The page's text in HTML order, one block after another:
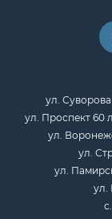
ул.
ул. Проспект 60
ул.
ул.
ул.
ул.